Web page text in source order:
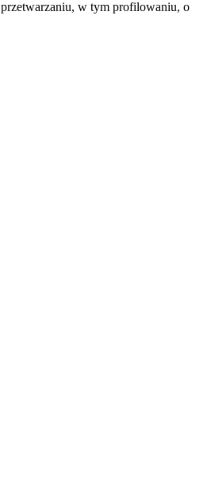
w tym profilowaniu, o